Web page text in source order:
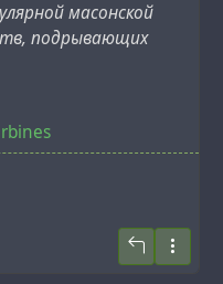
масонской
подрывающих